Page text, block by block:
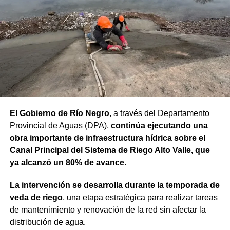
“Proyectos de esta envergadura serían imposibles de
concretar sin este financiamiento internacional. Todo
nuestro agradecimiento al BID por confiar en el camino
que estamos recorriendo y en la visión de futuro que
tenemos para Río Negro”, dijo el gobernador.
Finalmente, el mandatario aseveró que “el rumbo está
claro y genera confianza, ahora el desafío es seguir
beneficios de estas inversiones”.
Weretilneck estuvo acompañado por los ministros de
Desarrollo Económico y Productivo, Carlos Banacloy; de
Salud, Demetrio Thalasselis y de Hacienda, Gabriel
Provincial de Coordinación y Ejecución del
Financiamiento Externo (UPCEFE), Martín Camiña.
El Gobierno de Río Negro, a través del Departamento
Provincial de Aguas (DPA), continúa ejecutando una
obra importante de infraestructura hídrica sobre el
Canal Principal del Sistema de Riego Alto Valle, que
ya alcanzó un 80% de avance.
La intervención se desarrolla durante la temporada de
veda de riego, una etapa estratégica para realizar tareas
de mantenimiento y renovación de la red sin afectar la
distribución de agua.